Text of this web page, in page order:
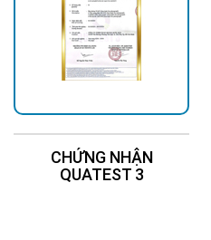
CHỨNG NHẬN
QUATEST 3